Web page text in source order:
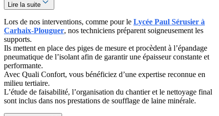
Lire la suite
Lors de nos interventions, comme pour le Lycée Paul Sérusier à
Carhaix-Plouguer, nos techniciens préparent soigneusement les
supports.
Ils mettent en place des piges de mesure et procèdent à l’épandage
pneumatique de l’isolant afin de garantir une épaisseur constante et
performante.
Avec Quali Confort, vous bénéficiez d’une expertise reconnue en
milieu tertiaire.
L’étude de faisabilité, l’organisation du chantier et le nettoyage final
sont inclus dans nos prestations de soufflage de laine minérale.